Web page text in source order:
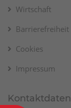
Wirtschaft
Barrierefreiheit
Cookies
Impressum
Kontaktdaten